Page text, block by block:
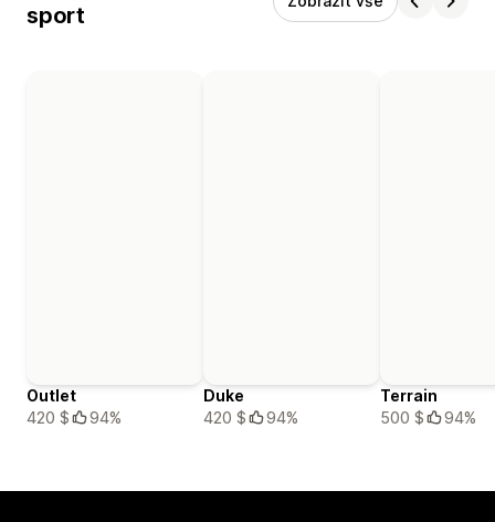
sport
Outlet
420 $
94%
Duke
420 $
94%
Terrain
500 $
94%